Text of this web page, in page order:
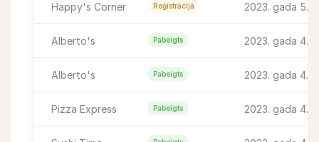
Happy's Corner Reģistrācijā 2023. gada 5.
Alberto's Pabeigts 2023. gada 4.
Alberto's Pabeigts 2023. gada 4.
Pizza Express Pabeigts 2023. gada 4.